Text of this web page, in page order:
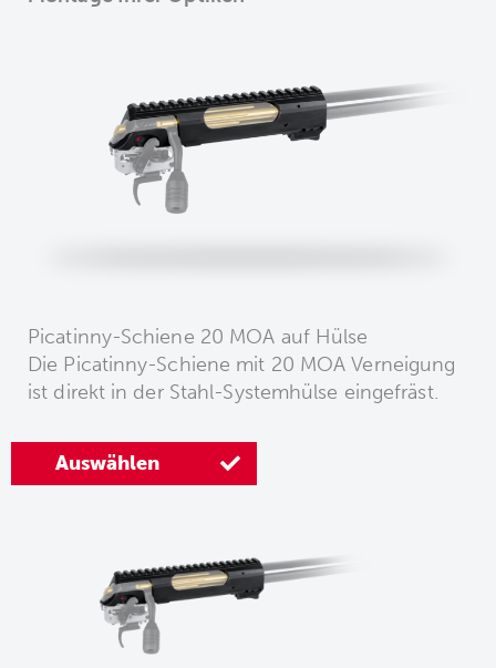
Picatinny-Schiene 20 MOA auf Hülse
Die Picatinny-Schiene mit 20 MOA Verneigung
ist direkt in der Stahl-Systemhülse eingefräst.
Auswählen